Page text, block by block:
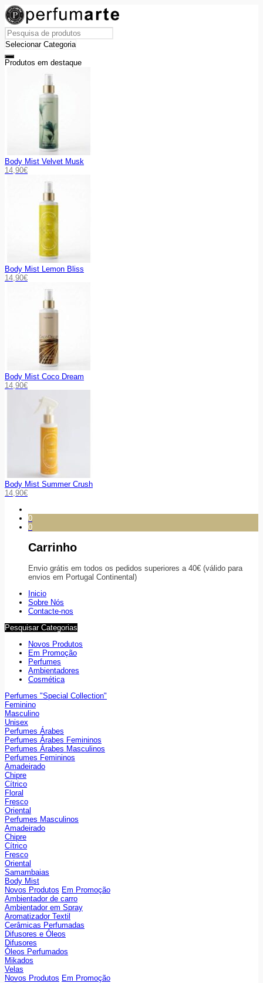
Produtos em destaque
Body Mist Velvet Musk
14,90€
Body Mist Lemon Bliss
14,90€
Body Mist Coco Dream
14,90€
Body Mist Summer Crush
14,90€
0
0
Carrinho
Envio grátis em todos os pedidos superiores a 40€ (válido para
envios em Portugal Continental)
Inicio
Sobre Nós
Contacte-nos
Pesquisar Categorias
Novos Produtos
Em Promoção
Perfumes
Ambientadores
Cosmética
Perfumes "Special Collection"
Feminino
Masculino
Unisex
Perfumes Árabes
Perfumes Árabes Femininos
Perfumes Árabes Masculinos
Perfumes Femininos
Amadeirado
Chipre
Cítrico
Floral
Fresco
Oriental
Perfumes Masculinos
Amadeirado
Chipre
Cítrico
Fresco
Oriental
Samambaias
Body Mist
Novos Produtos Em Promoção
Ambientador de carro
Ambientador em Spray
Aromatizador Textil
Cerâmicas Perfumadas
Difusores e Óleos
Difusores
Óleos Perfumados
Mikados
Velas
Novos Produtos Em Promoção